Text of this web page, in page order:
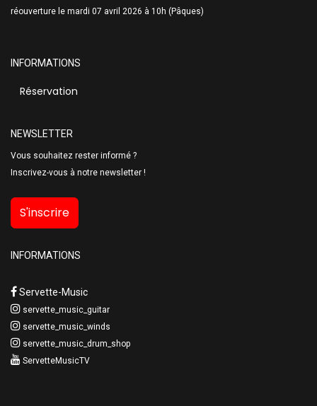
réouverture le mardi 07 avril 2026 à 10h (Pâques)
INFORMATIONS
Réservation
NEWSLETTER
Vous souhaitez rester informé ?
Inscrivez-vous à notre newsletter !
S'inscrire
INFORMATIONS
Servette-Music
servette_music_guitar
servette_music_winds
servette_music_drum_shop
ServetteMusicTV